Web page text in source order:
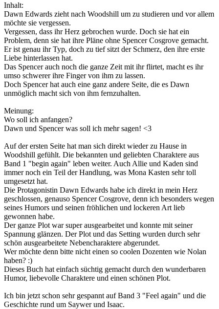
Inhalt:
Dawn Edwards zieht nach Woodshill um zu studieren und vor allem
möchte sie vergessen.
Vergessen, dass ihr Herz gebrochen wurde. Doch sie hat ein
Problem, denn sie hat ihre Pläne ohne Spencer Cosgrove gemacht.
Er ist genau ihr Typ, doch zu tief sitzt der Schmerz, den ihre erste
Liebe hinterlassen hat.
Das Spencer auch noch die ganze Zeit mit ihr flirtet, macht es ihr
umso schwerer ihre Finger von ihm zu lassen.
Doch Spencer hat auch eine ganz andere Seite, die es Dawn
unmöglich macht sich von ihm fernzuhalten.
Meinung:
Wo soll ich anfangen?
Dawn und Spencer was soll ich mehr sagen! <3
Auf der ersten Seite hat man sich direkt wieder zu Hause in
Woodshill gefühlt. Die bekannten und geliebten Charaktere aus
Band 1 "begin again" leben weiter. Auch Allie und Kaden sind
immer noch ein Teil der Handlung, was Mona Kasten sehr toll
umgesetzt hat.
Die Protagonistin Dawn Edwards habe ich direkt in mein Herz
geschlossen, genauso Spencer Cosgrove, denn ich besonders wegen
seines Humors und seinen fröhlichen und lockeren Art lieb
gewonnen habe.
Der ganze Plot war super ausgearbeitet und konnte mit seiner
Spannung glänzen. Der Plot und das Setting wurden durch sehr
schön ausgearbeitete Nebencharaktere abgerundet.
Wer möchte denn bitte nicht einen so coolen Dozenten wie Nolan
haben? :)
Dieses Buch hat einfach süchtig gemacht durch den wunderbaren
Humor, liebevolle Charaktere und einen schönen Plot.
Ich bin jetzt schon sehr gespannt auf Band 3 "Feel again" und die
Geschichte rund um Saywer und Isaac.